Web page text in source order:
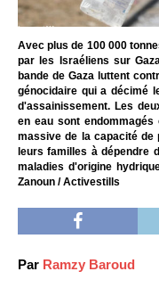
Avec plus de 100 000
par les Israéliens sur
bande de Gaza luttent
génocidaire qui a décimé
d'assainissement. Les
en eau sont
massive de la capacité
leurs familles à dépendre
maladies d'origine
Zanoun / Activestills
Par Ramzy Baroud